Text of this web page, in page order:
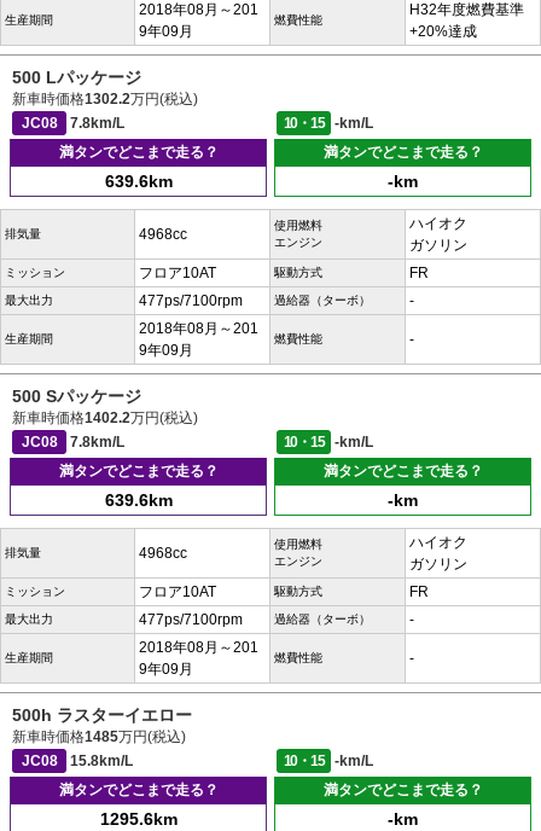
生産期間
2018年08月～201
9年09月
燃費性能
H32年度燃費基準
+20%達成
500 Lパッケージ
新車時価格1302.2万円(税込)
JC08
7.8km/L 10・15
-km/L
満タンでどこまで走る？
639.6km
満タンでどこまで走る？
-km
排気量 4968cc
使用燃料
エンジン
ハイオク
ガソリン
ミッション フロア10AT 駆動方式 FR
最大出力 477ps/7100rpm 過給器（ターボ） -
生産期間
2018年08月～201
9年09月
燃費性能 -
500 Sパッケージ
新車時価格1402.2万円(税込)
JC08
7.8km/L 10・15
-km/L
満タンでどこまで走る？
639.6km
満タンでどこまで走る？
-km
排気量 4968cc
使用燃料
エンジン
ハイオク
ガソリン
ミッション フロア10AT 駆動方式 FR
最大出力 477ps/7100rpm 過給器（ターボ） -
生産期間
2018年08月～201
9年09月
燃費性能 -
500h ラスターイエロー
新車時価格1485万円(税込)
JC08
15.8km/L 10・15
-km/L
満タンでどこまで走る？
1295.6km
満タンでどこまで走る？
-km